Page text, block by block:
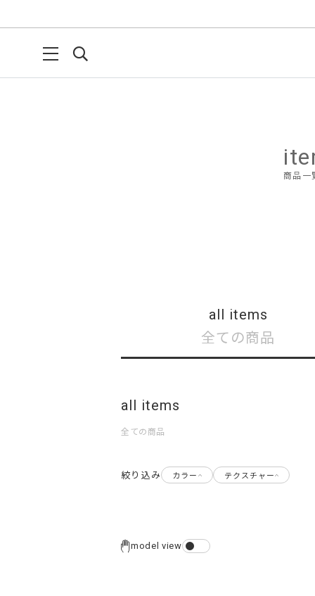
商品一
all items
全ての商品
all items
全ての商品
絞り込み カラー テクスチャー
model view